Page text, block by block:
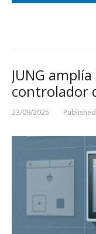
JUNG
controlador
23/09/2025